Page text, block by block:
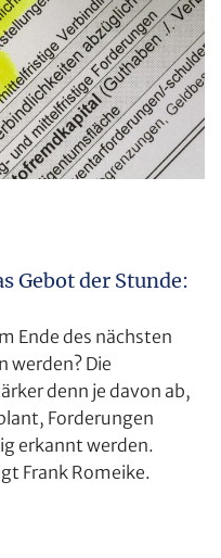
Gebot der Stunde:
Ende des nächsten
werden? Die
denn je davon ab,
Forderungen
erkannt werden.
Frank Romeike.